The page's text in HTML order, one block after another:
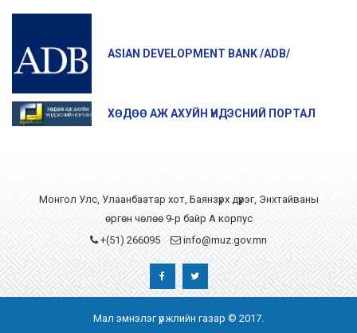
ASIAN DEVELOPMENT BANK /ADB/
ХӨДӨӨ АЖ АХУЙН ҮНДЭСНИЙ ПОРТАЛ
Монгол Улс, Улаанбаатар хот, Баянзүрх дүүрэг, Энхтайваны
өргөн чөлөө 9-р байр А корпус
+(51) 266095
info@muz.gov.mn
Мал эмнэлэг үржлийн газар © 2017.